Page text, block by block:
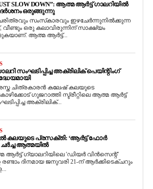
SLOW DOWN”: ആത്മ ആർട്ട് ഗാലറിയിൽ
ഒരുങ്ങുന്നു
ചരിത്രവും സംസ്‌കാരവും ഇഴചേർന്നുനിൽക്കുന്ന
വീണ്ടും ഒരു കലാവിരുന്നിന് സാക്ഷ്യം
ആത്മ ആർട്ട്...
സംഘടിപ്പിച്ച അക്രിലിക് പെയിന്റിംഗ്
ചിത്രകാരൻ കലേഷ് കലയുടെ
ഗുജറാത്തി സ്ട്രീറ്റിലെ ആത്മ ആർട്ട്
അക്രിലിക്...
കലയുടെ പ്രസക്തി: ‘ആർട്ട് ഫോർ
ചർച്ച ആത്മയിൽ
ആർട്ട് ഗ്യാലറിയിലെ 'ഡിയർ വിൻസെന്റ്'
ദിനമായ ജനുവരി 21-ന് ആർക്കിടെക്ചറും